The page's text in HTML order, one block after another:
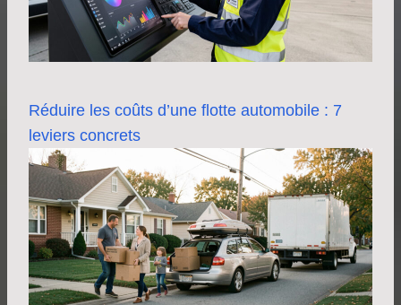
Réduire les coûts d’une flotte automobile : 7
leviers concrets